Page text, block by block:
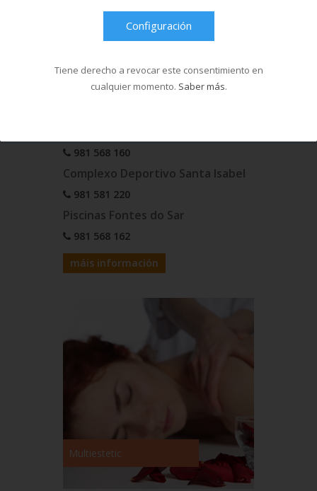
5339 13170
981 568 160
Complexo Deportivo Santa Isabel
981 581 220
Piscinas Fontes do Sar
981 568 162
máis información
Multiestetic
Configuración
Tiene derecho a revocar este consentimiento en
cualquier momento. Saber más.